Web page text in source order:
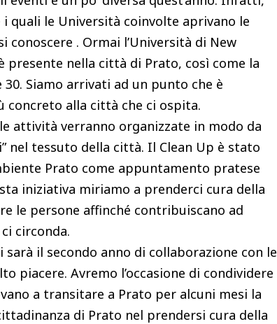
quali le Università coinvolte aprivano le
. Ormai l’Università di New
presente nella città di Prato, così come la
Siamo arrivati ad un punto che è
concreto alla città che ci ospita.
attività verranno organizzate in modo da
tessuto della città. Il Clean Up è stato
Prato come appuntamento pratese
iniziativa miriamo a prenderci cura della
le persone affinché contribuiscano ad
circonda.
sarà il secondo anno di collaborazione con le
piacere. Avremo l’occasione di condividere
a transitare a Prato per alcuni mesi la
di Prato nel prendersi cura della